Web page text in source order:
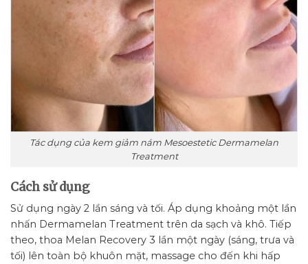
Tác dụng của kem giảm nám Mesoestetic Dermamelan
Treatment
Cách sử dụng
Sử dụng ngày 2 lần sáng và tối. Áp dụng khoảng một lần
nhấn Dermamelan Treatment trên da sạch và khô. Tiếp
theo, thoa Melan Recovery 3 lần một ngày (sáng, trưa và
tối) lên toàn bộ khuôn mặt, massage cho đến khi hấp